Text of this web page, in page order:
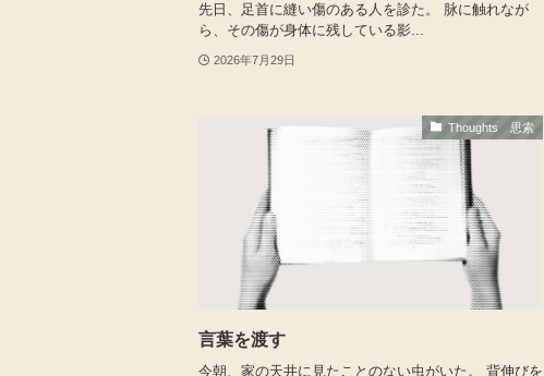
先日、足首に縫い傷のある人を診た。 脉に触れなが
ら、その傷が身体に残している影...
2026年7月29日
Thoughts 思索
言葉を渡す
今朝、家の天井に見たことのない虫がいた。 背伸びを